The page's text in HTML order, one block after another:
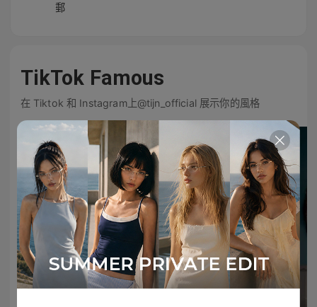
郵
TikTok Famous
在 Tiktok 和 Instagram上@tijn_official 展示你的風格